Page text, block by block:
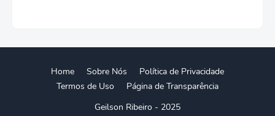
Geilson Ribeiro - 2025
Home Sobre Nós
Política de Privacidade
Termos de Uso
Página de Transparência